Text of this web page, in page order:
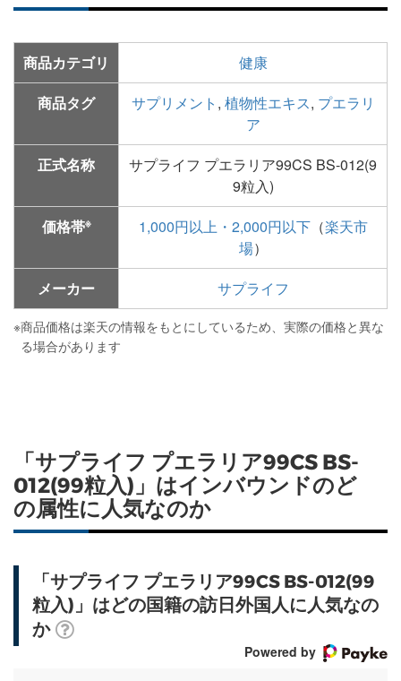
商品カテゴリ
健康
商品タグ
サプリメント , 植物性エキス, プエラリ
ア
正式名称
サプライフ プエラリア99CS BS-012(9
9粒入)
価格帯※ 1,000円以上・2,000円以下（楽天市
場）
メーカー
サプライフ
※商品価格は楽天の情報をもとにしているため、実際の価格と異な
る場合があります
「サプライフ プエラリア99CS BS-
012(99粒入)」はインバウンドのど
の属性に人気なのか
「サプライフ プエラリア99CS BS-012(99
粒入)」はどの国籍の訪日外国人に人気なの
か
Powered by